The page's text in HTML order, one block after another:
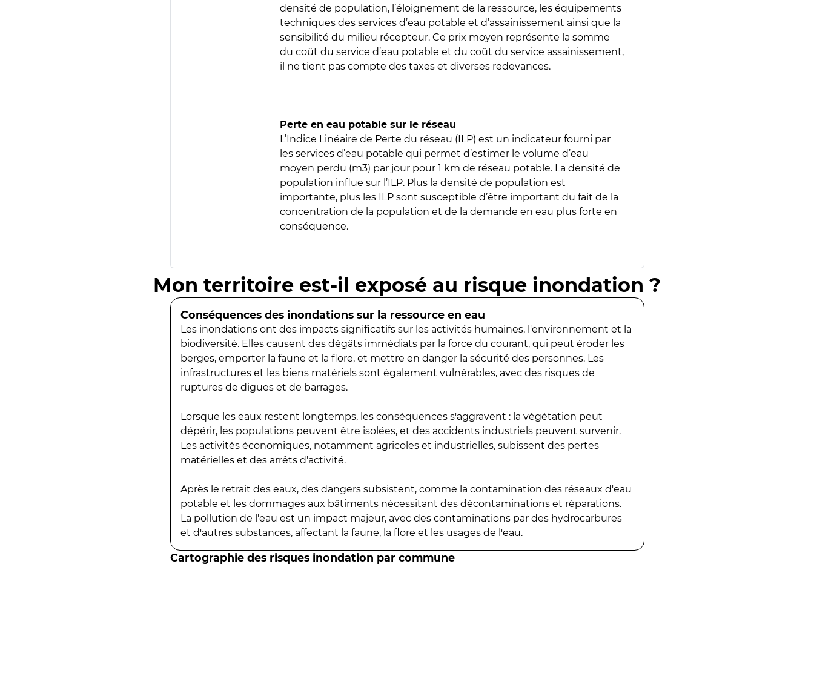
densité de population, l’éloignement de la ressource, les équipements
techniques des services d’eau potable et d’assainissement ainsi que la
sensibilité du milieu récepteur. Ce prix moyen représente la somme
du coût du service d’eau potable et du coût du service assainissement,
il ne tient pas compte des taxes et diverses redevances.
Perte en eau potable sur le réseau
L’Indice Linéaire de Perte du réseau (ILP) est un indicateur fourni par
les services d’eau potable qui permet d’estimer le volume d’eau
moyen perdu (m3) par jour pour 1 km de réseau potable. La densité de
population influe sur l’ILP. Plus la densité de population est
importante, plus les ILP sont susceptible d’être important du fait de la
concentration de la population et de la demande en eau plus forte en
conséquence.
Mon territoire est-il exposé au risque inondation ?
Conséquences des inondations sur la ressource en eau
Les inondations ont des impacts significatifs sur les activités humaines, l'environnement et la
biodiversité. Elles causent des dégâts immédiats par la force du courant, qui peut éroder les
berges, emporter la faune et la flore, et mettre en danger la sécurité des personnes. Les
infrastructures et les biens matériels sont également vulnérables, avec des risques de
ruptures de digues et de barrages.
Lorsque les eaux restent longtemps, les conséquences s'aggravent : la végétation peut
dépérir, les populations peuvent être isolées, et des accidents industriels peuvent survenir.
Les activités économiques, notamment agricoles et industrielles, subissent des pertes
matérielles et des arrêts d'activité.
Après le retrait des eaux, des dangers subsistent, comme la contamination des réseaux d'eau
potable et les dommages aux bâtiments nécessitant des décontaminations et réparations.
La pollution de l'eau est un impact majeur, avec des contaminations par des hydrocarbures
et d'autres substances, affectant la faune, la flore et les usages de l'eau.
Cartographie des risques inondation par commune